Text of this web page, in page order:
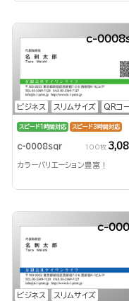
ビジネス スリムサイズ QRコ
c-
スピード1時間対応 スピード3時間対応
c-0008sqr 100枚
カラーバリエーション豊富！
ビジネス スリムサイズ
c-